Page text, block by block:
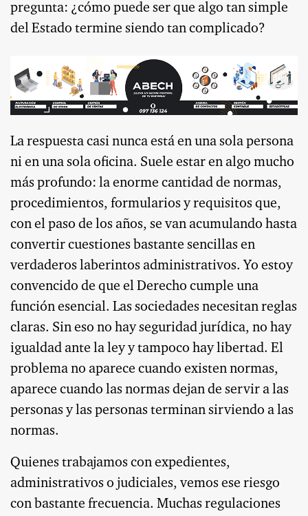
pregunta: ¿cómo puede ser que algo tan simple
del Estado termine siendo tan complicado?
La respuesta casi nunca está en una sola persona
ni en una sola oficina. Suele estar en algo mucho
más profundo: la enorme cantidad de normas,
procedimientos, formularios y requisitos que,
con el paso de los años, se van acumulando hasta
convertir cuestiones bastante sencillas en
verdaderos laberintos administrativos. Yo estoy
convencido de que el Derecho cumple una
función esencial. Las sociedades necesitan reglas
claras. Sin eso no hay seguridad jurídica, no hay
igualdad ante la ley y tampoco hay libertad. El
problema no aparece cuando existen normas,
aparece cuando las normas dejan de servir a las
personas y las personas terminan sirviendo a las
normas.
Quienes trabajamos con expedientes,
administrativos o judiciales, vemos ese riesgo
con bastante frecuencia. Muchas regulaciones